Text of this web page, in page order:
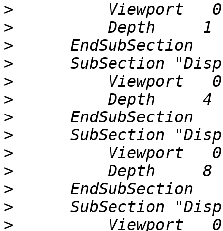
>
>
>
>
>
>
>
>
>
>
>
>
>